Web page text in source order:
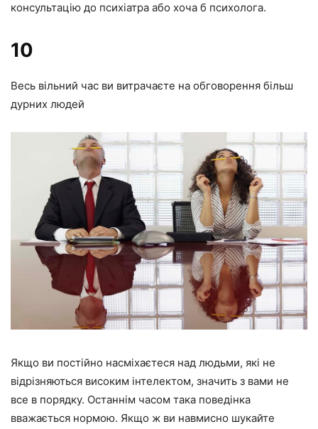
консультацію до психіатра або хоча б психолога.
10
Весь вільний час ви витрачаєте на обговорення більш
дурних людей
Якщо ви постійно насміхаєтеся над людьми, які не
відрізняються високим інтелектом, значить з вами не
все в порядку. Останнім часом така поведінка
вважається нормою. Якщо ж ви навмисно шукайте